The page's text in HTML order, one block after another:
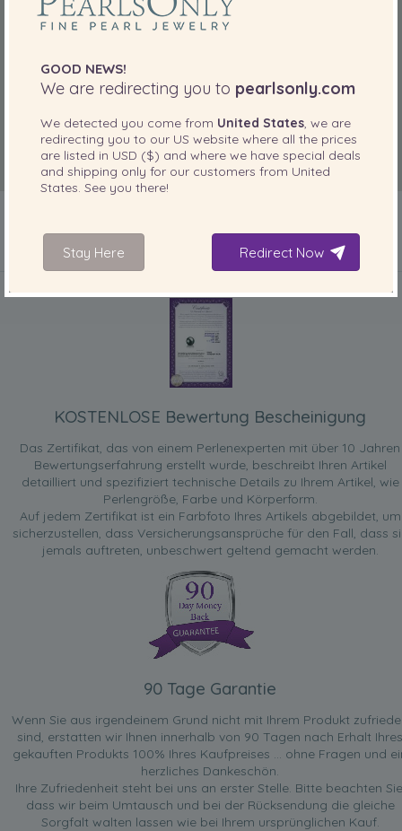
IN IHREM PRODUKT ENTHALTEN
KOSTENLOSE Bewertung Bescheinigung
Das Zertifikat, das von einem Perlenexperten mit über 10 Jahren
Bewertungserfahrung erstellt wurde, beschreibt Ihren Artikel
detailliert und spezifiziert technische Details zu Ihrem Artikel, wie
Perlengröße, Farbe und Körperform.
Auf jedem Zertifikat ist ein Farbfoto Ihres Artikels abgebildet, um
sicherzustellen, dass Versicherungsansprüche für den Fall, dass
jemals auftreten, unbeschwert geltend gemacht werden.
90 Tage Garantie
Wenn Sie aus irgendeinem Grund nicht mit Ihrem Produkt
sind, erstatten wir Ihnen innerhalb von 90 Tagen nach Erhalt Ihres
gekauften Produkts 100% Ihres Kaufpreises ... ohne Fragen und
herzliches Dankeschön.
Ihre Zufriedenheit steht bei uns an erster Stelle. Bitte beachten
dass wir beim Umtausch und bei der Rücksendung die gleiche
Sorgfalt walten lassen wie bei Ihrem ursprünglichen Kauf.
GOOD NEWS!
We are redirecting you to pearlsonly.com
We detected you come from United States , we are
redirecting you to our US website where all the prices
are listed in USD ($) and where we have special deals
and shipping only for our customers from United
States . See you there!
Stay Here Redirect Now